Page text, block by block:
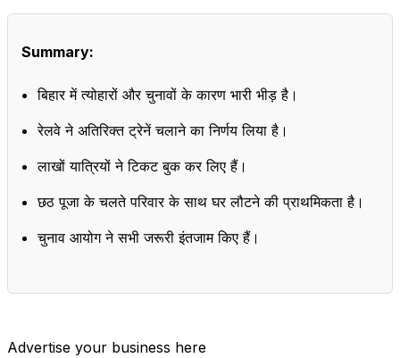
Summary:
बिहार में त्योहारों और चुनावों के कारण भारी भीड़ है।
रेलवे ने अतिरिक्त ट्रेनें चलाने का निर्णय लिया है।
लाखों यात्रियों ने टिकट बुक कर लिए हैं।
छठ पूजा के चलते परिवार के साथ घर लौटने की प्राथमिकता है।
चुनाव आयोग ने सभी जरूरी इंतजाम किए हैं।
Advertise your business here